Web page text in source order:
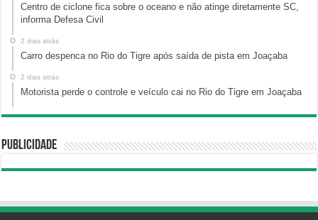
Centro de ciclone fica sobre o oceano e não atinge diretamente SC,
informa Defesa Civil
2 dias atrás
Carro despenca no Rio do Tigre após saída de pista em Joaçaba
2 dias atrás
Motorista perde o controle e veículo cai no Rio do Tigre em Joaçaba
Publicidade